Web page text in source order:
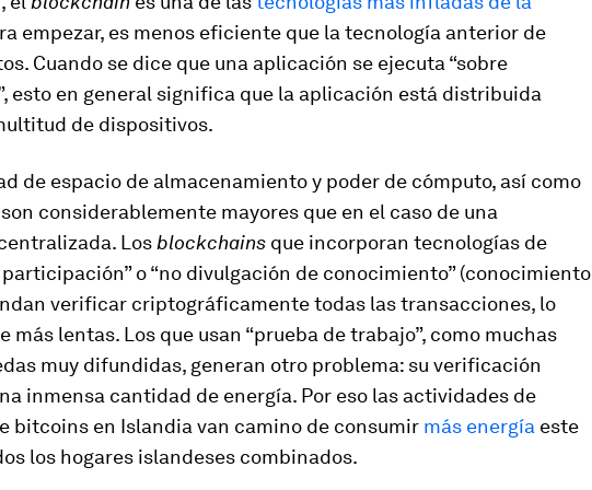
empezar, es menos eficiente que la tecnología anterior de
Cuando se dice que una aplicación se ejecuta “sobre
esto en general significa que la aplicación está distribuida
de dispositivos.
de espacio de almacenamiento y poder de cómputo, así como
considerablemente mayores que en el caso de una
Los blockchains que incorporan tecnologías de
o “no divulgación de conocimiento” (conocimiento
verificar criptográficamente todas las transacciones, lo
más lentas. Los que usan “prueba de trabajo”, como muchas
muy difundidas, generan otro problema: su verificación
inmensa cantidad de energía. Por eso las actividades de
bitcoins en Islandia van camino de consumir más energía este
los hogares islandeses combinados.